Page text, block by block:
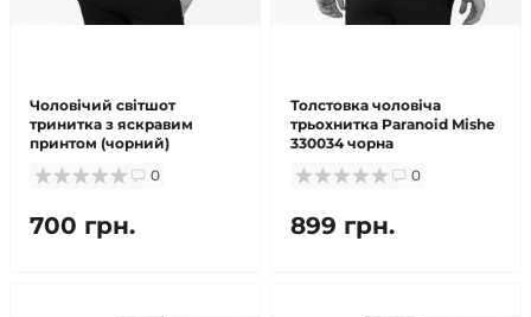
Чоловічий світшот
тринитка з яскравим
принтом (чорний)
0
700 грн.
Толстовка чоловіча
трьохнитка Paranoid Mishe
330034 чорна
0
899 грн.